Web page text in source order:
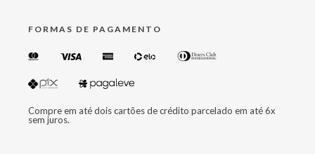
FORMAS DE PAGAMENTO
Compre em até dois cartões de crédito parcelado em até 6x
sem juros.